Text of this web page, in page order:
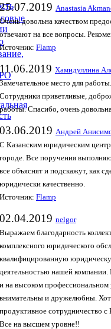
25.07.2019 Anastasia
Очень довольна качеством
отвечают на все вопросы.
Источник: Flamp
11.06.2019 Хамидуллина
Замечательное место для
Сотрудники приветливые,
работы. Спасибо, очень
03.06.2019 Андрей
С Казанским юридическим
городе. Все поручения
все объяснят и подскажут, как
юридически качественно.
Источник: Flamp
02.04.2019 nelgor
Выражаем благодарность
комплексного юридического
квалифицированную
деятельностью нашей компании.
и на высоком
внимательны и дружелюбны.
продуктивное сотрудничество
Все на высшем уровне!!